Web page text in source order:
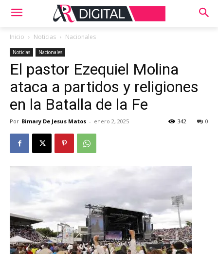
Inicio Noticias Nacionales
Noticias Nacionales
El pastor Ezequiel Molina
ataca a partidos y religiones
en la Batalla de la Fe
Por Bimary De Jesus Matos - enero 2, 2025 0
342